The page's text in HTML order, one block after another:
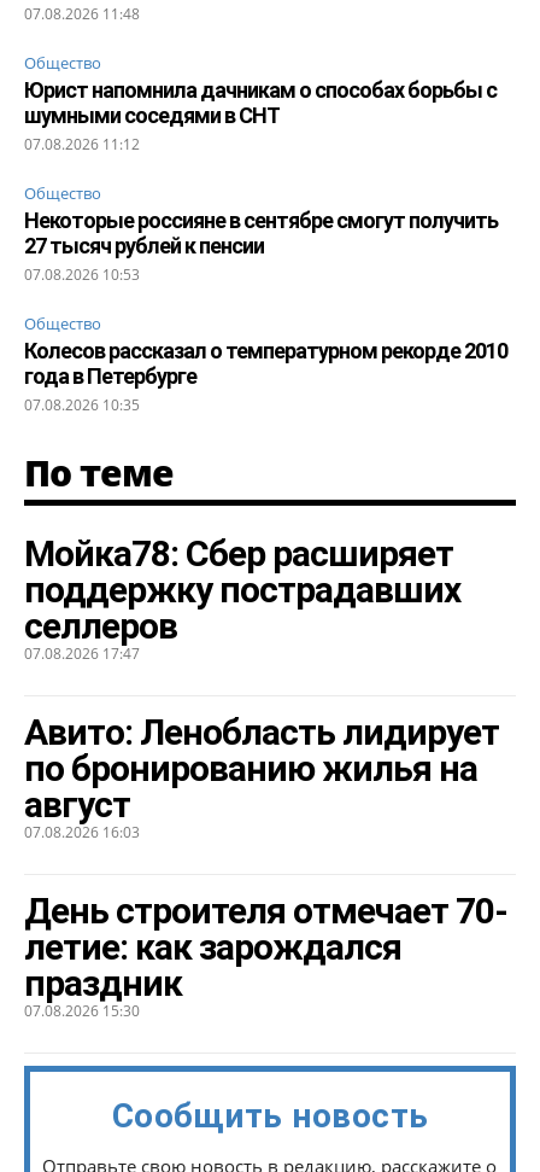
07.08.2026 11:48
Общество
Юрист напомнила дачникам о способах борьбы с
шумными соседями в СНТ
07.08.2026 11:12
Общество
Некоторые россияне в сентябре смогут получить
27 тысяч рублей к пенсии
07.08.2026 10:53
Общество
Колесов рассказал о температурном рекорде 2010
года в Петербурге
07.08.2026 10:35
По теме
Мойка78: Сбер расширяет
поддержку пострадавших
селлеров
07.08.2026 17:47
Авито: Ленобласть лидирует
по бронированию жилья на
август
07.08.2026 16:03
День строителя отмечает 70-
летие: как зарождался
праздник
07.08.2026 15:30
Сообщить новость
Отправьте свою новость в редакцию, расскажите о